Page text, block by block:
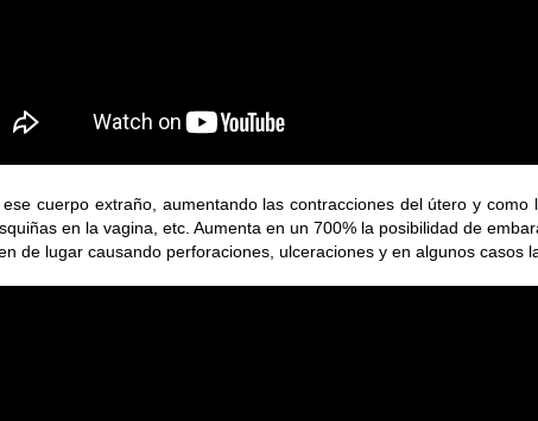
cuerpo extraño, aumentando las contracciones del útero y como
en la vagina, etc. Aumenta en un 700% la posibilidad de
de lugar causando perforaciones, ulceraciones y en algunos casos